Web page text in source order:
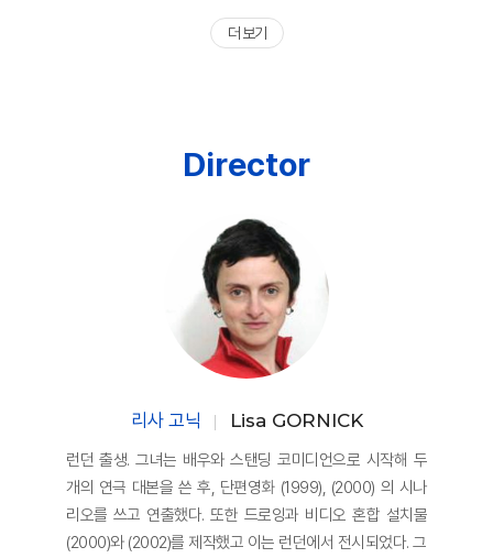
더 보기
Director
리사 고닉 Lisa GORNICK
런던 출생. 그녀는 배우와 스탠딩 코미디언으로 시작해 두
개의 연극 대본을 쓴 후, 단편영화 (1999), (2000) 의 시나
리오를 쓰고 연출했다. 또한 드로잉과 비디오 혼합 설치물
(2000)와 (2002)를 제작했고 이는 런던에서 전시되었다. 그